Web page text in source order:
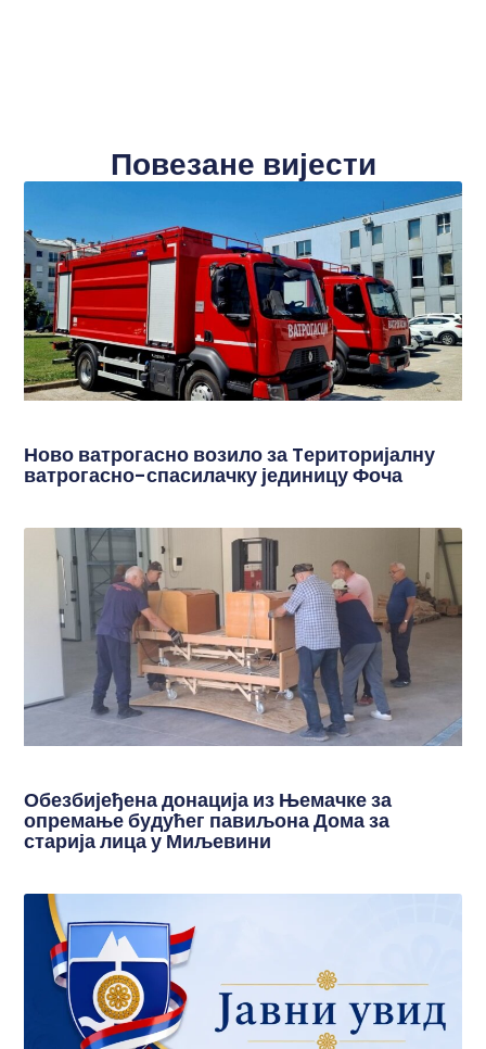
Повезане вијести
Ново ватрогасно возило за Tериторијалну
ватрогасно-спасилачку јединицу Фоча
Обезбијеђена донација из Њемачке за
опремање будућег павиљона Дома за
старија лица у Миљевини